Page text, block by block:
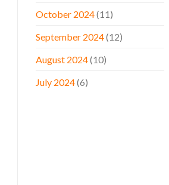
October 2024(11)
September 2024(12)
August 2024(10)
July 2024(6)